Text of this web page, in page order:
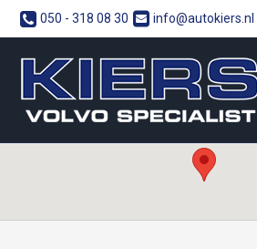
050 - 318 08 30 info@autokiers.nl